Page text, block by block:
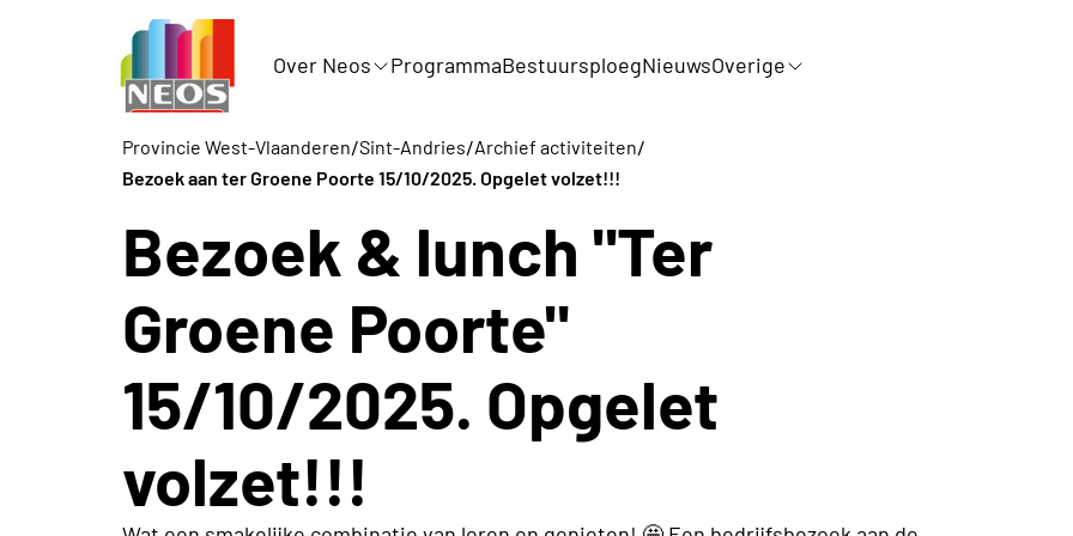
Over Neos ProgrammaBestuursploegNieuwsOverige
Provincie West-Vlaanderen/Sint-Andries/Archief activiteiten/
Bezoek aan ter Groene Poorte 15/10/2025. Opgelet volzet!!!
Bezoek & lunch "Ter
Groene Poorte"
15/10/2025. Opgelet
volzet!!!